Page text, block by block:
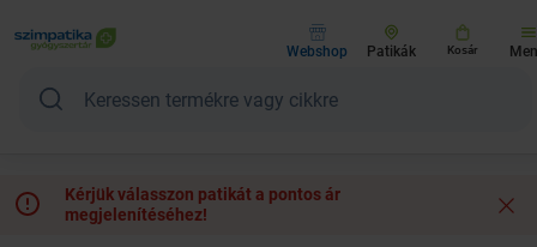
Webshop Patikák Kosár
Kérjük válasszon patikát a pontos ár
megjelenítéséhez!